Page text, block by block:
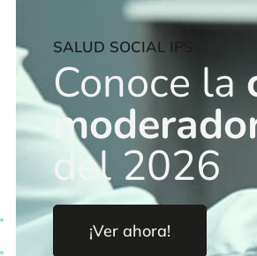
SALUD SOCIAL IPS​
Conoce la
del 2026
¡Ver ahora!